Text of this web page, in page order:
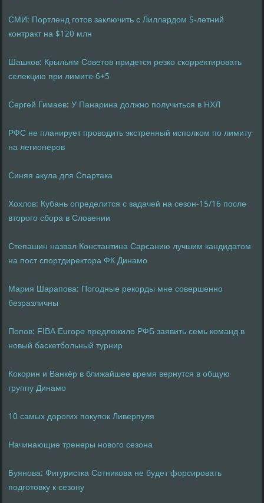
СМИ: Портленд готов заключить с Лиллардом 5-летний
контракт на $120 млн
Шашков: Крыльям Советов придется резко скорректировать
селекцию при лимите 6+5
Cергей Гимаев: У Панарина должно получиться в НХЛ
РФС не планирует проводить экстренный исполком по лимиту
на легионеров
Синяя акула для Спартака
Хохлов: Кубань определится с задачей на сезон-15/16 после
второго сбора в Словении
Степашин назвал Константина Сарсанию лучшим кандидатом
на пост спортдиректора ФК Динамо
Мария Шарапова: Погодные рекорды мне совершенно
безразличны
Попов: FIBA Europe предложило РФБ заявить семь команд в
новый баскетбольный турнир
Кокорин и Ванкёр в ближайшее время вернутся в общую
группу Динамо
10 самых дорогих покупок Ливерпуля
Начинающие тренеры нового сезона
Буянова: Фигуристка Сотникова не будет форсировать
подготовку к сезону